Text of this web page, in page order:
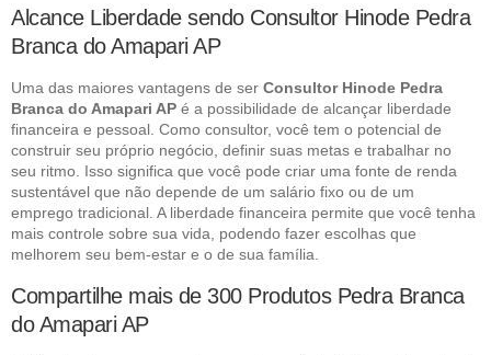
Alcance Liberdade sendo Consultor Hinode Pedra
Branca do Amapari AP
Uma das maiores vantagens de ser Consultor Hinode Pedra
Branca do Amapari AP é a possibilidade de alcançar liberdade
financeira e pessoal. Como consultor, você tem o potencial de
construir seu próprio negócio, definir suas metas e trabalhar no
seu ritmo. Isso significa que você pode criar uma fonte de renda
sustentável que não depende de um salário fixo ou de um
emprego tradicional. A liberdade financeira permite que você tenha
mais controle sobre sua vida, podendo fazer escolhas que
melhorem seu bem-estar e o de sua família.
Compartilhe mais de 300 Produtos Pedra Branca
do Amapari AP